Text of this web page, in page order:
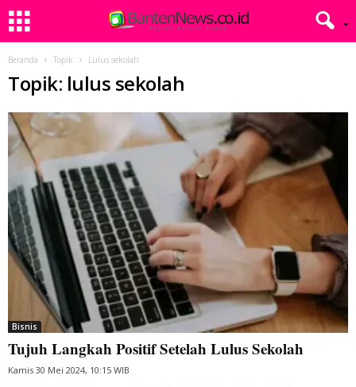
Beranda Topik Lulus sekolah
Topik: lulus sekolah
Bisnis
Tujuh Langkah Positif Setelah Lulus Sekolah
Kamis 30 Mei 2024, 10:15 WIB